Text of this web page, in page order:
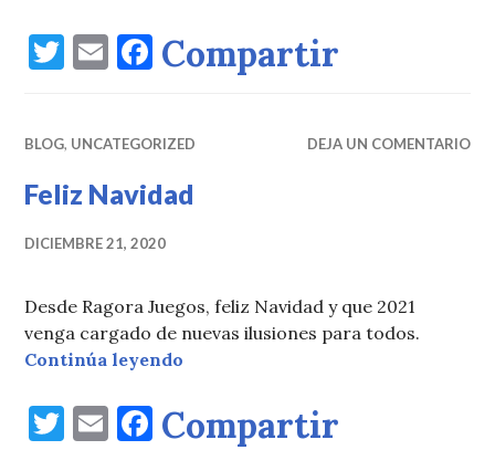
T
te
r
E
l
F
e
b
o
o
k
Compartir
BLOG, UNCATEGORIZED DEJA UN COMENTARIO
Feliz Navidad
DICIEMBRE 21, 2020
Desde Ragora Juegos, feliz Navidad y que 2021
venga cargado de nuevas ilusiones para todos.
Continúa leyendo
T E F
Compartir